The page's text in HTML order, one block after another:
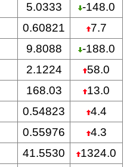
5.0333
-148.0
0.60821
7.7
9.8088
-188.0
2.1224
58.0
168.03
13.0
0.54823
4.4
0.55976
4.3
41.5530
1324.0